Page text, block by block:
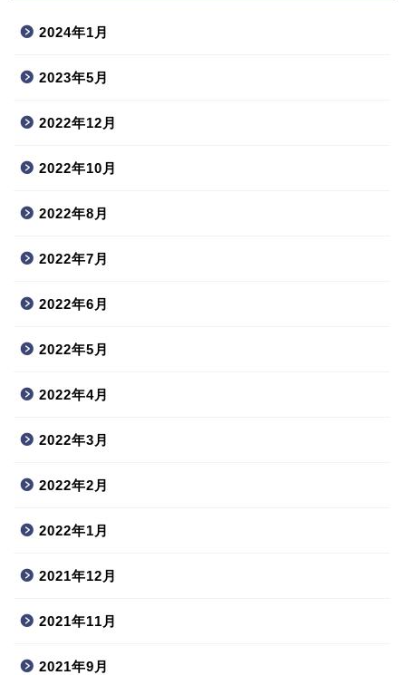
2024年1月
2023年5月
2022年12月
2022年10月
2022年8月
2022年7月
2022年6月
2022年5月
2022年4月
2022年3月
2022年2月
2022年1月
2021年12月
2021年11月
2021年9月